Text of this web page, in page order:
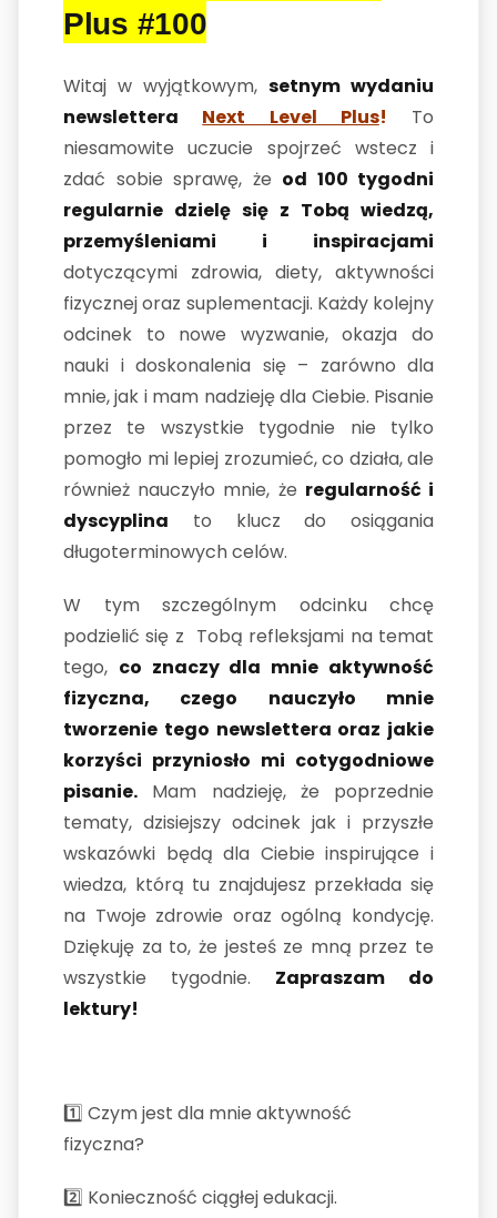
Plus #100
Witaj w wyjątkowym, setnym wydaniu
newslettera Next Level Plus! To
niesamowite uczucie spojrzeć wstecz i
zdać sobie sprawę, że od 100 tygodni
regularnie dzielę się z Tobą wiedzą,
przemyśleniami i inspiracjami
dotyczącymi zdrowia, diety, aktywności
fizycznej oraz suplementacji. Każdy kolejny
odcinek to nowe wyzwanie, okazja do
nauki i doskonalenia się – zarówno dla
mnie, jak i mam nadzieję dla Ciebie. Pisanie
przez te wszystkie tygodnie nie tylko
pomogło mi lepiej zrozumieć, co działa, ale
również nauczyło mnie, że regularność i
dyscyplina to klucz do osiągania
długoterminowych celów.
W tym szczególnym odcinku chcę
podzielić się z Tobą refleksjami na temat
tego, co znaczy dla mnie aktywność
fizyczna, czego nauczyło mnie
tworzenie tego newslettera oraz jakie
korzyści przyniosło mi cotygodniowe
pisanie. Mam nadzieję, że poprzednie
tematy, dzisiejszy odcinek jak i przyszłe
wskazówki będą dla Ciebie inspirujące i
wiedza, którą tu znajdujesz przekłada się
na Twoje zdrowie oraz ogólną kondycję.
Dziękuję za to, że jesteś ze mną przez te
wszystkie tygodnie. Zapraszam do
lektury!
1️⃣ Czym jest dla mnie aktywność
fizyczna?
2️⃣ Konieczność ciągłej edukacji.